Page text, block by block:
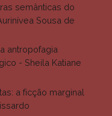
semânticas do
Sousa de
antropofagia
- Sheila Katiane
a ficção marginal